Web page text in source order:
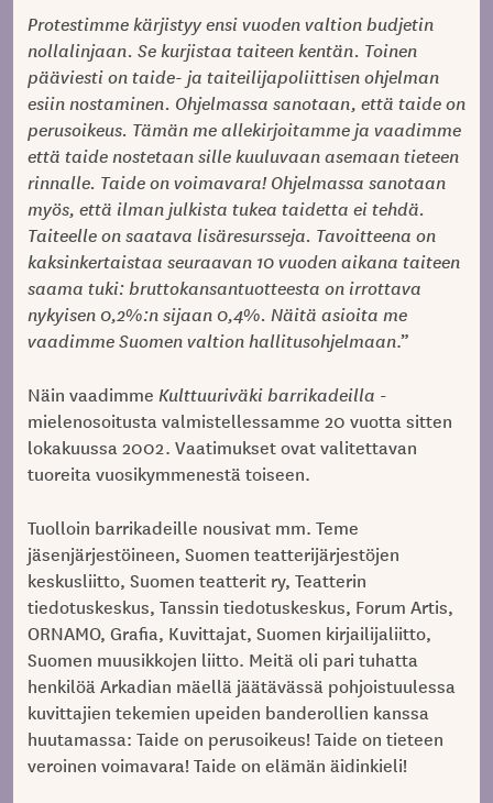
Protestimme kärjistyy ensi vuoden valtion budjetin
nollalinjaan. Se kurjistaa taiteen kentän. Toinen
pääviesti on taide- ja taiteilijapoliittisen ohjelman
esiin nostaminen. Ohjelmassa sanotaan, että taide on
perusoikeus. Tämän me allekirjoitamme ja vaadimme
että taide nostetaan sille kuuluvaan asemaan tieteen
rinnalle. Taide on voimavara! Ohjelmassa sanotaan
myös, että ilman julkista tukea taidetta ei tehdä.
Taiteelle on saatava lisäresursseja. Tavoitteena on
kaksinkertaistaa seuraavan 10 vuoden aikana taiteen
saama tuki: bruttokansantuotteesta on irrottava
nykyisen 0,2%:n sijaan 0,4%. Näitä asioita me
vaadimme Suomen valtion hallitusohjelmaan.”
Näin vaadimme Kulttuuriväki barrikadeilla -
mielenosoitusta valmistellessamme 20 vuotta sitten
lokakuussa 2002. Vaatimukset ovat valitettavan
tuoreita vuosikymmenestä toiseen.
Tuolloin barrikadeille nousivat mm. Teme
jäsenjärjestöineen, Suomen teatterijärjestöjen
keskusliitto, Suomen teatterit ry, Teatterin
tiedotuskeskus, Tanssin tiedotuskeskus, Forum Artis,
ORNAMO, Grafia, Kuvittajat, Suomen kirjailijaliitto,
Suomen muusikkojen liitto. Meitä oli pari tuhatta
henkilöä Arkadian mäellä jäätävässä pohjoistuulessa
kuvittajien tekemien upeiden banderollien kanssa
huutamassa: Taide on perusoikeus! Taide on tieteen
veroinen voimavara! Taide on elämän äidinkieli!